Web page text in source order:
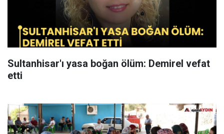
Sultanhisar'ı yasa boğan ölüm: Demirel vefat
etti